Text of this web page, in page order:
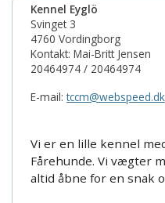
Kennel Eyglö
Svinget 3
4760 Vordingborg
Kontakt: Mai-Britt Jensen
20464974 / 20464974
E-mail:tccm@webspeed.dk
Vi er en lille kennel
Fårehunde. Vi vægter
altid åbne for en snak